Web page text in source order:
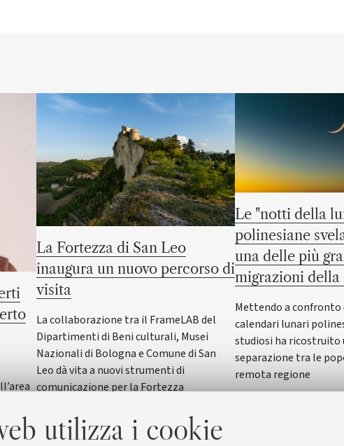
utilizza i cookie
La Fortezza di San Leo
inaugura un nuovo percorso di
visita
La collaborazione tra il FrameLAB del
Dipartimenti di Beni culturali, Musei
Nazionali di Bologna e Comune di San
Leo dà vita a nuovi strumenti di
comunicazione per la Fortezza
Le "notti della
polinesiane
una delle più
migrazioni della
Mettendo a confronto
calendari lunari
studiosi ha ricostruito
separazione tra le
remota regione